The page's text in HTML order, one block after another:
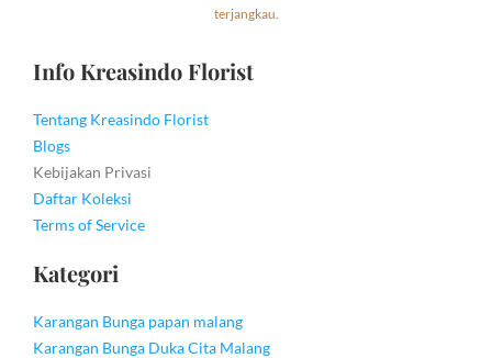
terjangkau.
Info Kreasindo Florist
Tentang Kreasindo Florist
Blogs
Kebijakan Privasi
Daftar Koleksi
Terms of Service
Kategori
Karangan Bunga papan malang
Karangan Bunga Duka Cita Malang